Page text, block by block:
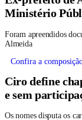
Ministério
Foram apreendidos
Almeida
Confira a
Ciro define
e sem
Os nomes disputa os